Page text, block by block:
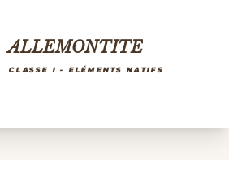
ALLEMONTITE
CLASSE I - ELÉMENTS NATIFS